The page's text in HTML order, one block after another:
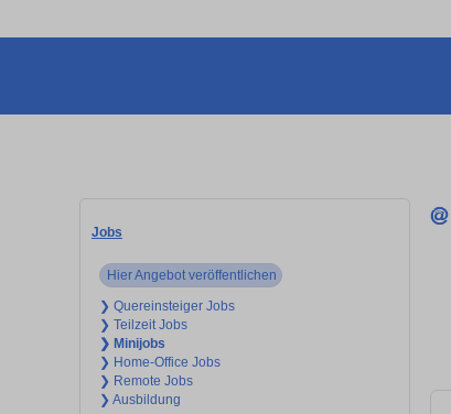
Jobs
Hier Angebot veröffentlichen
❯ Quereinsteiger Jobs
❯ Teilzeit Jobs
❯ Minijobs
❯ Home-Office Jobs
❯ Remote Jobs
❯ Ausbildung